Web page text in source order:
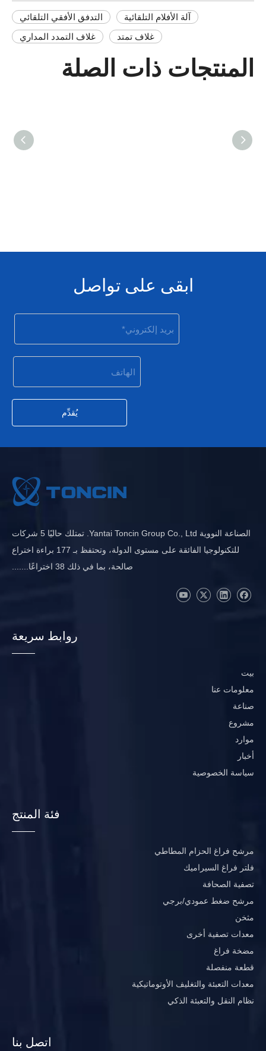
التدفق الأفقي التلقائي
آلة الأفلام التلقائية
غلاف التمدد المداري
غلاف تمتد
المنتجات ذات الصلة
ابقى على تواصل
يُقدِّم
الصناعة النووية Yantai Toncin Group Co., Ltd. تمتلك حاليًا 5 شركات
للتكنولوجيا الفائقة على مستوى الدولة، وتحتفظ بـ 177 براءة اختراع
صالحة، بما في ذلك 38 اختراعًا.......
روابط سريعة
بيت
معلومات عنا
صناعة
مشروع
موارد
أخبار
سياسة الخصوصية
فئة المنتج
مرشح فراغ الحزام المطاطي
فلتر فراغ السيراميك
تصفية الصحافة
مرشح ضغط عمودي/برجي
مثخن
معدات تصفية أخرى
مضخة فراغ
قطعة منفصلة
معدات التعبئة والتغليف الأوتوماتيكية
نظام النقل والتعبئة الذكي
اتصل بنا